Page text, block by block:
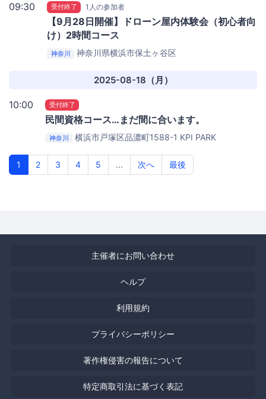
09:30 受付終了 1人の参加者
【9月28日開催】ドローン屋内体験会（初心者向
け）2時間コース
神奈川 神奈川県横浜市保土ヶ谷区
2025-08-18（月）
10:00 受付終了
民間資格コース…まだ間に合います。
神奈川 横浜市戸塚区品濃町1588-1 KPI PARK
1 2 3 4 5 ... 次へ 最後
主催者にお問い合わせ
ヘルプ
利用規約
プライバシーポリシー
著作権侵害の報告について
特定商取引法に基づく表記